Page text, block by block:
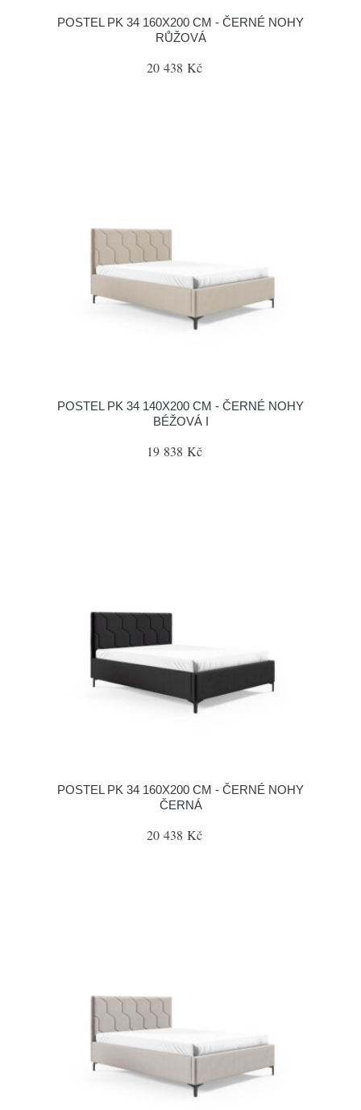
POSTEL PK 34 160X200 CM - ČERNÉ NOHY
RŮŽOVÁ
20 438 Kč
POSTEL PK 34 140X200 CM - ČERNÉ NOHY
BÉŽOVÁ I
19 838 Kč
POSTEL PK 34 160X200 CM - ČERNÉ NOHY
ČERNÁ
20 438 Kč